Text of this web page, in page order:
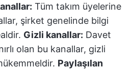
Tüm takım üyelerine
şirket genelinde bilgi
Gizli kanallar: Davet
olan bu kanallar, gizli
Paylaşılan